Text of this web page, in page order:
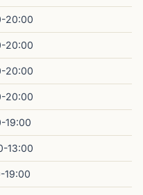
20:00
20:00
20:00
20:00
19:00
13:00
19:00